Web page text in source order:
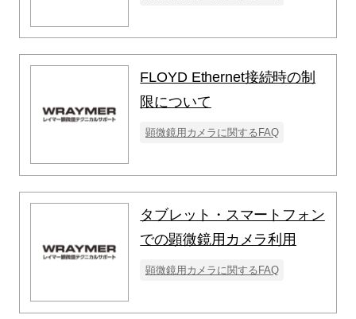
FLOYD Ethernet接続時の制
限について
顕微鏡用カメラに関するFAQ
タブレット・スマートフォン
での顕微鏡用カメラ利用
顕微鏡用カメラに関するFAQ